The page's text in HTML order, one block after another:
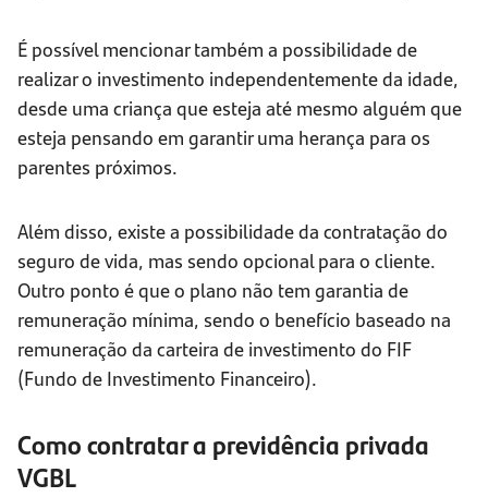
É possível mencionar também a possibilidade de
realizar o investimento independentemente da idade,
desde uma criança que esteja até mesmo alguém que
esteja pensando em garantir uma herança para os
parentes próximos.
Além disso, existe a possibilidade da contratação do
seguro de vida, mas sendo opcional para o cliente.
Outro ponto é que o plano não tem garantia de
remuneração mínima, sendo o benefício baseado na
remuneração da carteira de investimento do FIF
(Fundo de Investimento Financeiro).
Como contratar a previdência privada
VGBL